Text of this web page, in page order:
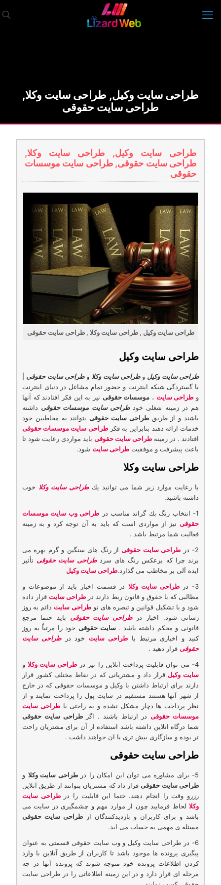
طراحی سایت وکیل, طراحی سایت وکلا,
طراحی سایت حقوقی
طراحی سایت وکیل, طراحی سایت وکلا,
طراحی سایت حقوقی, طراحی سایت موسسات
حقوقی
طراحی سایت وکیل , طراحی سایت وکلا , طراحی سایت حقوقی
طراحی سایت وکیل
طراحی سایت وکیل وطراحی سایت وکلا وطراحی سایت حقوقی
با گستردگی شبكه اینترنت و حضور تمام مشاغل در دنیای اینترنت
و طراحی سایت ، موسسات حقوقی نیز به این فكر افتادند كه آنها
هم در زمینه شغلی خودطراحی سایت موسسات حقوقی داشته
باشند و از طریقطراحی سایت حقوقی بتوانند به مخاطبین خود
خدمات ارائه دهند بنابراین به فکرطراحی سایت موسسات حقوقی
افتادند . در زمینه طراحی سایت حقوقی باید مواردی رعایت شود تا
باعث پیشرفت و موفقیت طراحی سایت شود.
طراحی سایت وکلا
با رعایت موارد زیر شما می توانید یكطراحی سایت وکلا خوب
داشته باشید.
1- انتخاب رنگ بك گراند مناسب در
طراحی وب سایت موسسات
حقوقی نیز از مواردی است كه باید به آن توجه كرد و به زمینه
فعالیت شما مرتبط باشد .
2- در
طراحی سایت حقوقیاز رنگ های سنگین و گرم بهره می
برند چرا كه برعکس رنگ های سردطراحی سایت حقوقی تأثیر
ایده آلی بر مخاطب می گذارد.طراحی سایت وکیل
3- در
طراحی سایت وکلادر قسمت اخبار باید از موضوعات و
مطالبی كه با حقوق و قانون ربط دارند در طراحی سایتقرار داده
شود و با تشكیل قوانین و تبصره های نوطراحی سایتدائم به روز
رسانی شود. اخبار درطراحی سایت حقوقی باید حتما مرجع
قانونی و محکم داشته باشد .سایت حقوقی خود را مرتباً به روز
کنید و اخباری مرتبط با طراحی سایتخود درطراحی سایت
حقوقی قرار دهید .
4- می توان قابلیت پرداخت آنلاین را نیز در
طراحی سایت وکلاو
سایت وکیل قرار داد و مشتریانی كه در نقاط مختلف كشور قرار
دارند برای ارتباط داشتن با وكیل و موسسات حقوقی كه در خارج
از شهر آنها هستند مستقیم در سایت پول را پرداخت نمایند و از
نظر پرداخت ها دچار مشکل نشده و به راحتی باطراحی سایت
موسسات حقوقیدر ارتباط باشند . اگرطراحی سایت حقوقی
شما درگاه انلاین داشته باشد استفاده از آن برای مشتریان راحت
تر بوده و سازگاری بیش تری با ان خواهند داشت .
طراحی سایت حقوقی
5- برای مشاوره می توان این امكان را در طراحی سایت وکلا و
طراحی سایت حقوقی قرار داد كه مشتریان بتوانند از طریق آنلاین
رزرو وقت را انجام دهند. حتما این قابلیت را درطراحی سایت
وکلا لحاظ فرمایید چون از موارد مهم و چشمگیری در سایت می
باشد و برای کاربران و بازدیدکنندگان از طراحی سایت حقوقی
مسئله ی مهمی به حساب می اید.
6- در طراحی سایت وکیل و وب سایت حقوقی قسمتی به عنوان
پیگیری پرونده ها موجود باشد تا كاربران از طریق آنلاین با وارد
كردن اطلاعات پرونده خود متوجه شوند كه پرونده آنها در چه
مرحله ای قرار دارد و در این زمینه اطلاعاتی را در طراحی سایت